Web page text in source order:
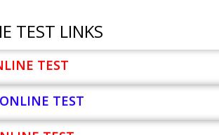
TEST LINKS
TEST
TEST